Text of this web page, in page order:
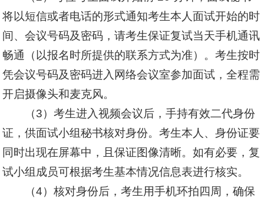
将以短信或者电话的形式通知考生本人面试开始的时
间、会议号码及密码，请考生保证复试当天手机通讯
畅通（以报名时所提供的联系方式为准）。考生按时
凭会议号码及密码进入网络会议室参加面试，全程需
开启摄像头和麦克风。
（3）考生进入视频会议后，手持有效二代身份
证，供面试小组秘书核对身份。考生本人、身份证要
同时出现在屏幕中，且保证图像清晰。如有必要，复
试小组成员可根据考生基本情况信息表进行核实。
（4）核对身份后，考生用手机环拍四周，确保